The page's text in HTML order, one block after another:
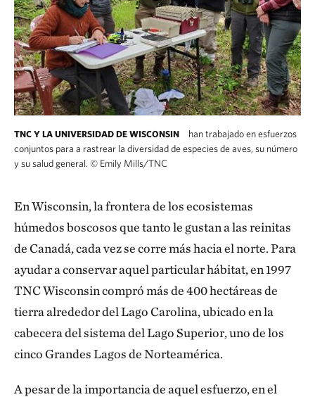
TNC Y LA UNIVERSIDAD DE WISCONSIN
han trabajado en esfuerzos
conjuntos para a rastrear la diversidad de especies de aves, su número
y su salud general. © Emily Mills/TNC
En Wisconsin, la frontera de los ecosistemas
húmedos boscosos que tanto le gustan a las reinitas
de Canadá, cada vez se corre más hacia el norte. Para
ayudar a conservar aquel particular hábitat, en 1997
TNC Wisconsin compró más de 400 hectáreas de
tierra alrededor del Lago Carolina, ubicado en la
cabecera del sistema del Lago Superior, uno de los
cinco Grandes Lagos de Norteamérica.
A pesar de la importancia de aquel esfuerzo, en el